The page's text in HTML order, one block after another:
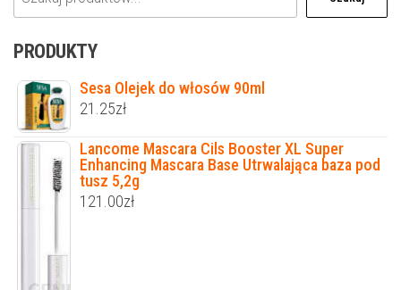
PRODUKTY
Sesa Olejek do włosów 90ml
21.25zł
Lancome Mascara Cils Booster XL Super
Enhancing Mascara Base Utrwalająca baza pod
tusz 5,2g
121.00zł